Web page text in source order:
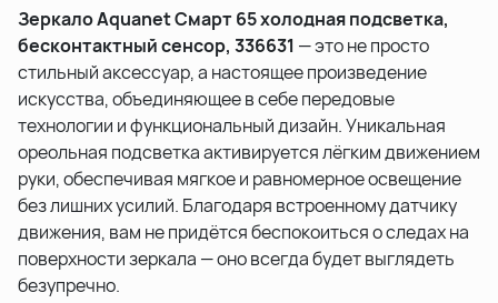
Зеркало Aquanet Смарт 65 холодная подсветка,
бесконтактный сенсор, 336631 — это не просто
стильный аксессуар, а настоящее произведение
искусства, объединяющее в себе передовые
технологии и функциональный дизайн. Уникальная
ореольная подсветка активируется лёгким движением
руки, обеспечивая мягкое и равномерное освещение
без лишних усилий. Благодаря встроенному датчику
движения, вам не придётся беспокоиться о следах на
поверхности зеркала — оно всегда будет выглядеть
безупречно.